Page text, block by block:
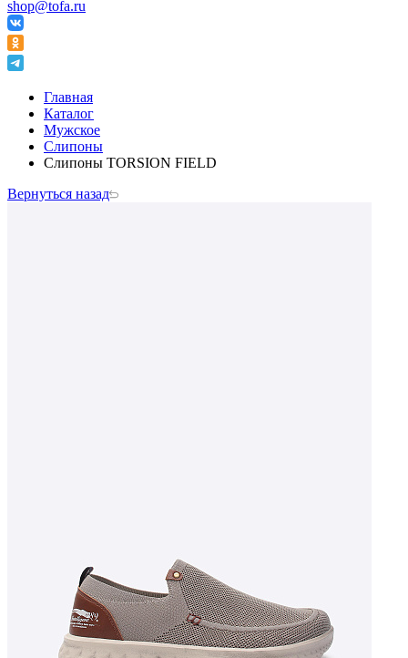
shop@tofa.ru
Главная
Каталог
Мужское
Слипоны
Слипоны TORSION FIELD
Вернуться назад